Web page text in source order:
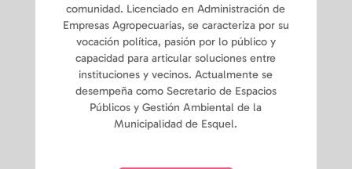
comunidad. Licenciado en Administración de
Empresas Agropecuarias, se caracteriza por su
vocación política, pasión por lo público y
capacidad para articular soluciones entre
instituciones y vecinos. Actualmente se
desempeña como Secretario de Espacios
Públicos y Gestión Ambiental de la
Municipalidad de Esquel.